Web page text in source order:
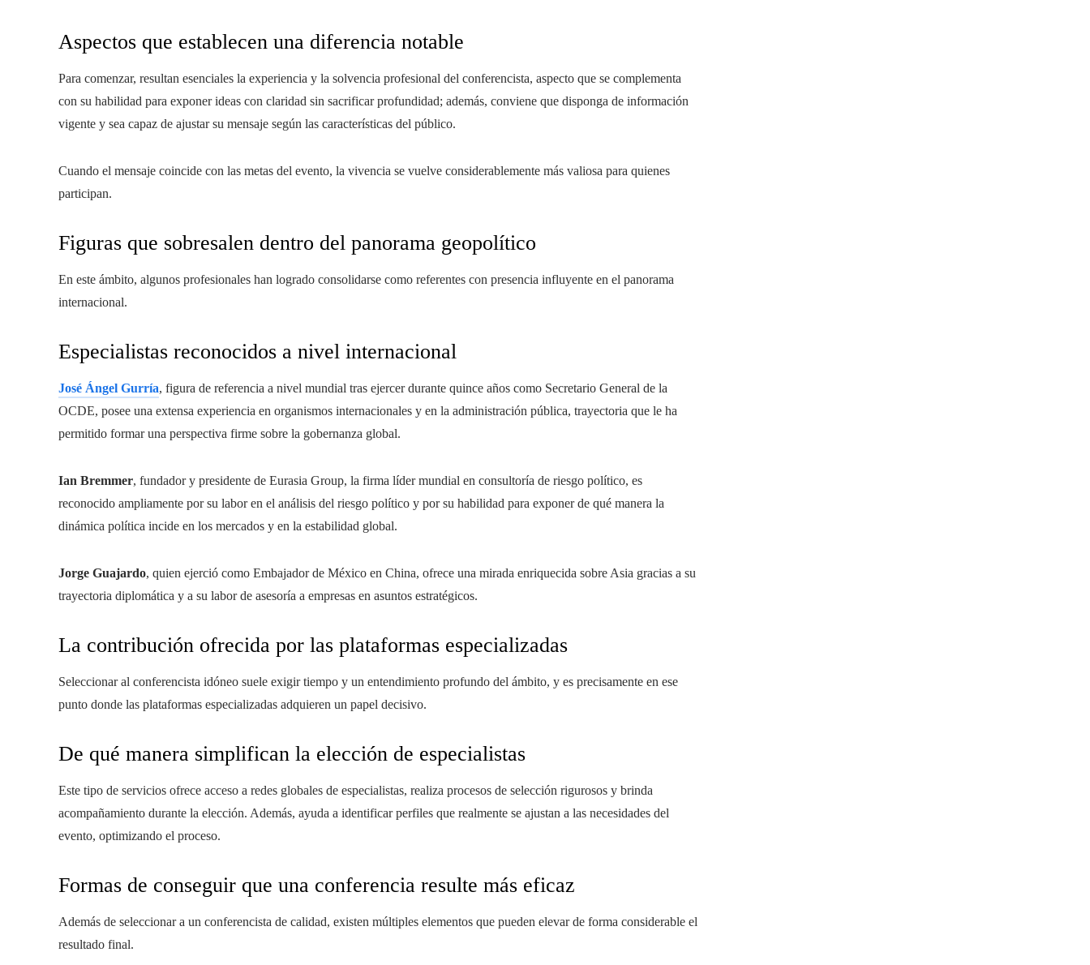
Aspectos que establecen una diferencia notable
Para comenzar, resultan esenciales la experiencia y la solvencia profesional del conferencista, aspecto que se complementa
con su habilidad para exponer ideas con claridad sin sacrificar profundidad; además, conviene que disponga de información
vigente y sea capaz de ajustar su mensaje según las características del público.
Cuando el mensaje coincide con las metas del evento, la vivencia se vuelve considerablemente más valiosa para quienes
participan.
Figuras que sobresalen dentro del panorama geopolítico
En este ámbito, algunos profesionales han logrado consolidarse como referentes con presencia influyente en el panorama
internacional.
Especialistas reconocidos a nivel internacional
José Ángel Gurría, figura de referencia a nivel mundial tras ejercer durante quince años como Secretario General de la
OCDE, posee una extensa experiencia en organismos internacionales y en la administración pública, trayectoria que le ha
permitido formar una perspectiva firme sobre la gobernanza global.
Ian Bremmer, fundador y presidente de Eurasia Group, la firma líder mundial en consultoría de riesgo político, es
reconocido ampliamente por su labor en el análisis del riesgo político y por su habilidad para exponer de qué manera la
dinámica política incide en los mercados y en la estabilidad global.
Jorge Guajardo, quien ejerció como Embajador de México en China, ofrece una mirada enriquecida sobre Asia gracias a su
trayectoria diplomática y a su labor de asesoría a empresas en asuntos estratégicos.
La contribución ofrecida por las plataformas especializadas
Seleccionar al conferencista idóneo suele exigir tiempo y un entendimiento profundo del ámbito, y es precisamente en ese
punto donde las plataformas especializadas adquieren un papel decisivo.
De qué manera simplifican la elección de especialistas
Este tipo de servicios ofrece acceso a redes globales de especialistas, realiza procesos de selección rigurosos y brinda
acompañamiento durante la elección. Además, ayuda a identificar perfiles que realmente se ajustan a las necesidades del
evento, optimizando el proceso.
Formas de conseguir que una conferencia resulte más eficaz
Además de seleccionar a un conferencista de calidad, existen múltiples elementos que pueden elevar de forma considerable el
resultado final.